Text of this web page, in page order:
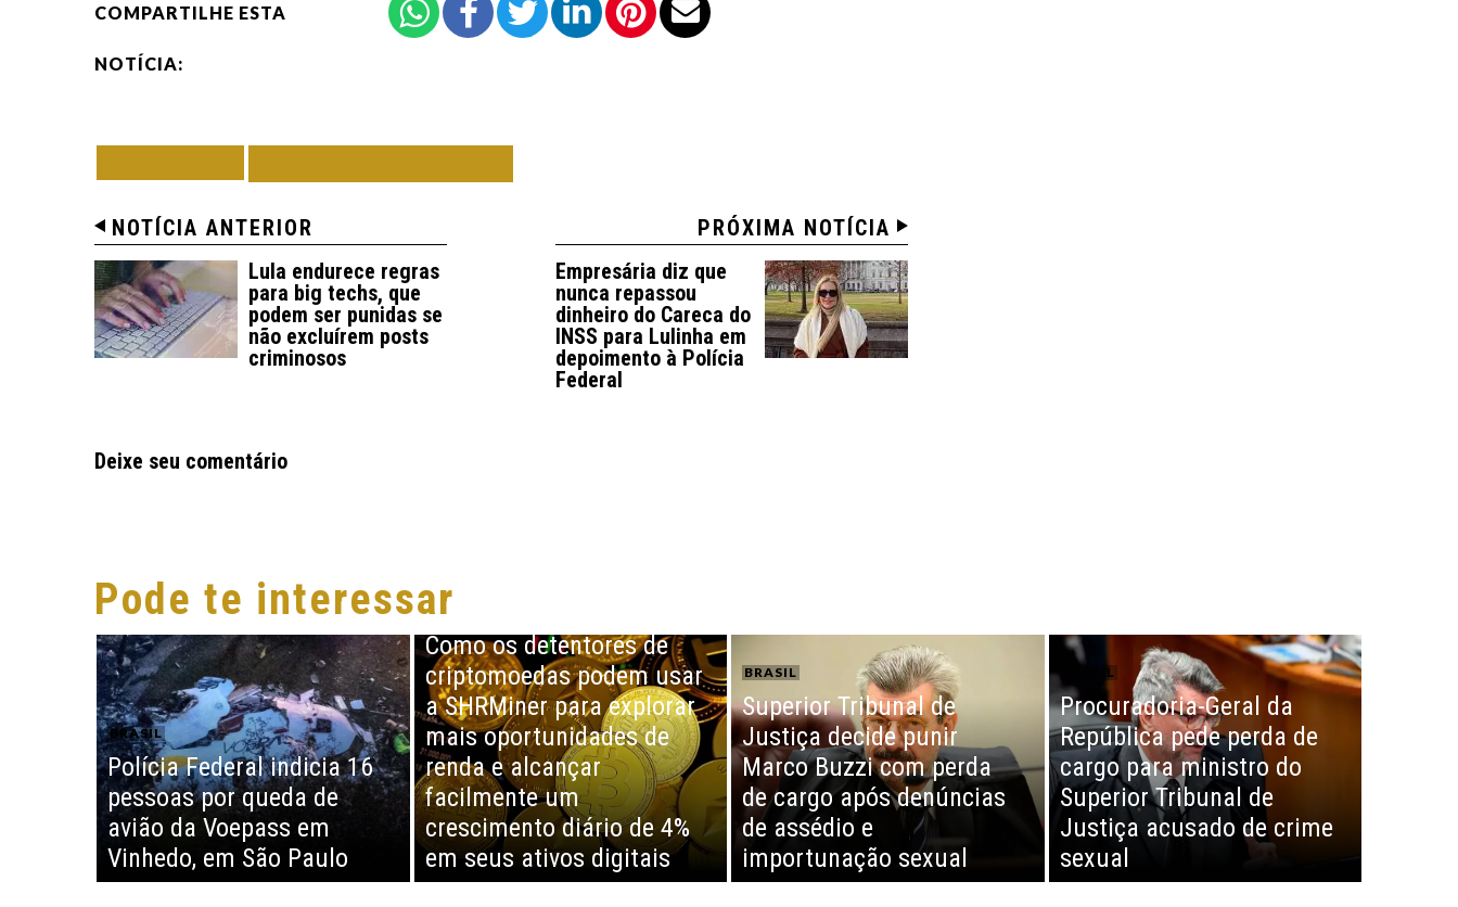
COMPARTILHE ESTA
NOTÍCIA:
NOTÍCIA ANTERIOR
Lula endurece regras
para big techs, que
podem ser punidas se
não excluírem posts
criminosos
PRÓXIMA NOTÍCIA
Empresária diz que
nunca repassou
dinheiro do Careca do
INSS para Lulinha em
depoimento à Polícia
Federal
Deixe seu comentário
Pode te interessar
BRASIL
Polícia Federal indicia 16
pessoas por queda de
avião da Voepass em
Vinhedo, em São Paulo
BRASIL
Como os detentores de
criptomoedas podem usar
a SHRMiner para explorar
mais oportunidades de
renda e alcançar
facilmente um
crescimento diário de 4%
em seus ativos digitais
BRASIL
Superior Tribunal de
Justiça decide punir
Marco Buzzi com perda
de cargo após denúncias
de assédio e
importunação sexual
BRASIL
Procuradoria-Geral da
República pede perda de
cargo para ministro do
Superior Tribunal de
Justiça acusado de crime
sexual